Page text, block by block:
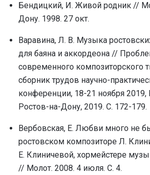
Бендицкий, И. Живой родник //
Дону. 1998. 27 окт.
Варавина, Л. В. Музыка
для баяна и аккордеона //
современного композиторского
сборник трудов научно-
конференции, 18-21 ноября
Ростов-на-Дону, 2019. С. 172-179.
Вербовская, Е. Любви много не
ростовском композиторе Л.
Е. Клиничевой, хормейстере
// Молот. 2008. 4 июля. С. 4.